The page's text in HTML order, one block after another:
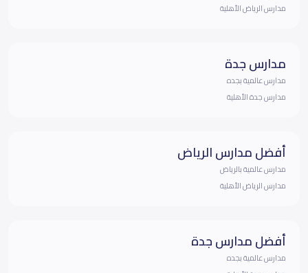
مدارس الرياض الأهلية
مدارس جدة
مدارس عالمية بجده
مدارس جدة الأهلية
أفضل مدارس الرياض
مدارس عالمية بالرياض
مدارس الرياض الأهلية
أفضل مدارس جدة
مدارس عالمية بجده